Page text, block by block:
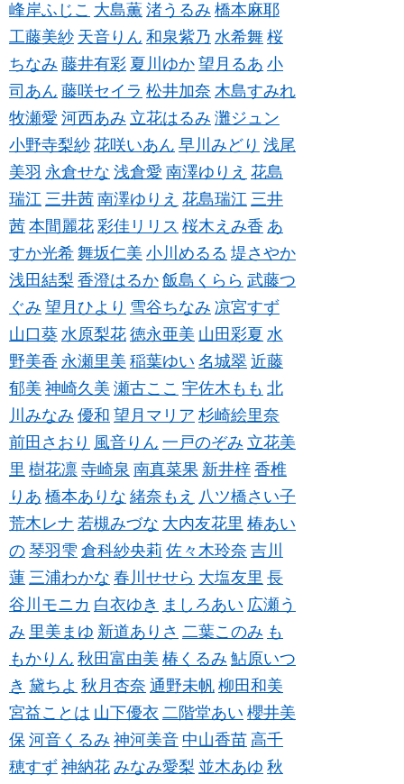
峰岸ふじこ 大島薫 渚うるみ 橋本麻耶
工藤美紗 天音りん 和泉紫乃 水希舞 桜
ちなみ 藤井有彩 夏川ゆか 望月るあ 小
司あん 藤咲セイラ 松井加奈 木島すみれ
牧瀬愛 河西あみ 立花はるみ 灘ジュン
小野寺梨紗 花咲いあん 早川みどり 浅尾
美羽 永倉せな 浅倉愛 南澤ゆりえ 花島
瑞江 三井茜 南澤ゆりえ 花島瑞江 三井
茜 本間麗花 彩佳リリス 桜木えみ香 あ
すか光希 舞坂仁美 小川めるる 堤さやか
浅田結梨 香澄はるか 飯島くらら 武藤つ
ぐみ 望月ひより 雪谷ちなみ 凉宮すず
山口葵 水原梨花 徳永亜美 山田彩夏 水
野美香 永瀬里美 稲葉ゆい 名城翠 近藤
郁美 神崎久美 瀬古ここ 宇佐木もも 北
川みなみ 優和 望月マリア 杉崎絵里奈
前田さおり 風音りん 一戸のぞみ 立花美
里 樹花凛 寺崎泉 南真菜果 新井梓 香椎
りあ 橋本ありな 緒奈もえ 八ツ橋さい子
荒木レナ 若槻みづな 大内友花里 椿あい
の 琴羽雫 倉科紗央莉 佐々木玲奈 吉川
蓮 三浦わかな 春川せせら 大塩友里 長
谷川モニカ 白衣ゆき ましろあい 広瀬う
み 里美まゆ 新道ありさ 二葉このみ も
もかりん 秋田富由美 椿くるみ 鮎原いつ
き 黛ちよ 秋月杏奈 通野未帆 柳田和美
宮益ことは 山下優衣 二階堂あい 櫻井美
保 河音くるみ 神河美音 中山香苗 高千
穂すず 神納花 みなみ愛梨 並木あゆ 秋